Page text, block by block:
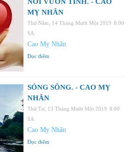
MỴ NHÂN
Thứ Năm, 14 Tháng Mười Một 2019 8:00
SA
Cao Mỵ Nhân
Đọc thêm
SÓNG SÔNG. - CAO MỴ
NHÂN
Thứ Tư, 13 Tháng Mười Một 2019 8:00
SA
Cao Mỵ Nhân
Đọc thêm